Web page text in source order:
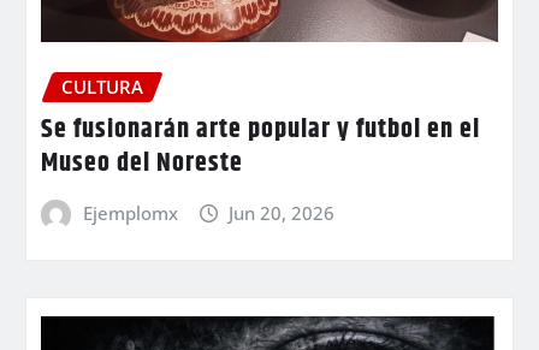
CULTURA
Se fusionarán arte popular y futbol en el
Museo del Noreste
Ejemplomx Jun 20, 2026